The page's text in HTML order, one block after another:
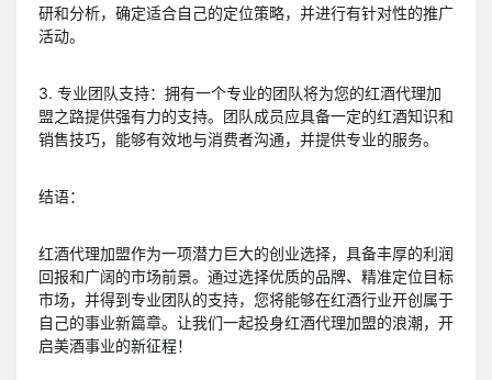
研和分析，确定适合自己的定位策略，并进行有针对性的推广
活动。
3. 专业团队支持：拥有一个专业的团队将为您的红酒代理加
盟之路提供强有力的支持。团队成员应具备一定的红酒知识和
销售技巧，能够有效地与消费者沟通，并提供专业的服务。
结语：
红酒代理加盟作为一项潜力巨大的创业选择，具备丰厚的利润
回报和广阔的市场前景。通过选择优质的品牌、精准定位目标
市场，并得到专业团队的支持，您将能够在红酒行业开创属于
自己的事业新篇章。让我们一起投身红酒代理加盟的浪潮，开
启美酒事业的新征程！